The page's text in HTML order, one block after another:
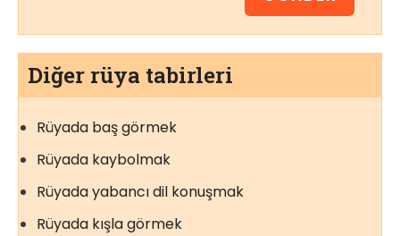
Diğer rüya tabirleri
Rüyada baş görmek
Rüyada kaybolmak
Rüyada yabancı dil konuşmak
Rüyada kışla görmek